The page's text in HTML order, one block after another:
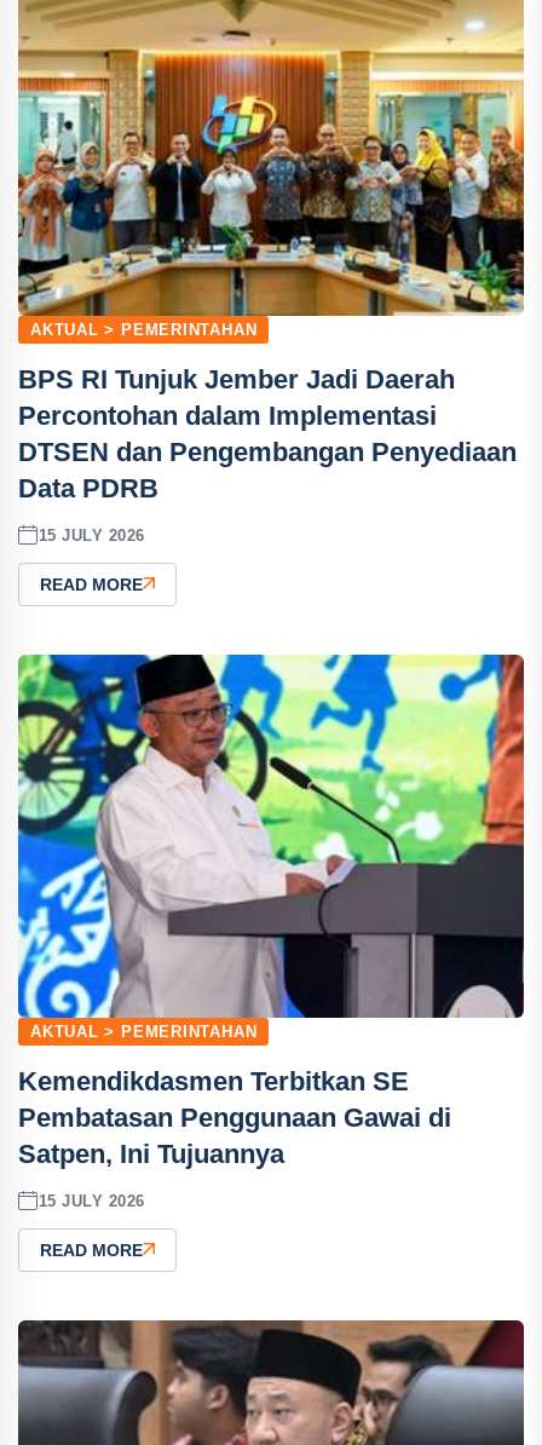
AKTUAL > PEMERINTAHAN
BPS RI Tunjuk Jember Jadi Daerah
Percontohan dalam Implementasi
DTSEN dan Pengembangan Penyediaan
Data PDRB
15 JULY 2026
READ MORE
AKTUAL > PEMERINTAHAN
Kemendikdasmen Terbitkan SE
Pembatasan Penggunaan Gawai di
Satpen, Ini Tujuannya
15 JULY 2026
READ MORE